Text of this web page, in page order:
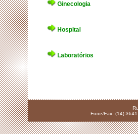
Ginecologia
Hospital
Laboratórios
Fone/Fax: (14)